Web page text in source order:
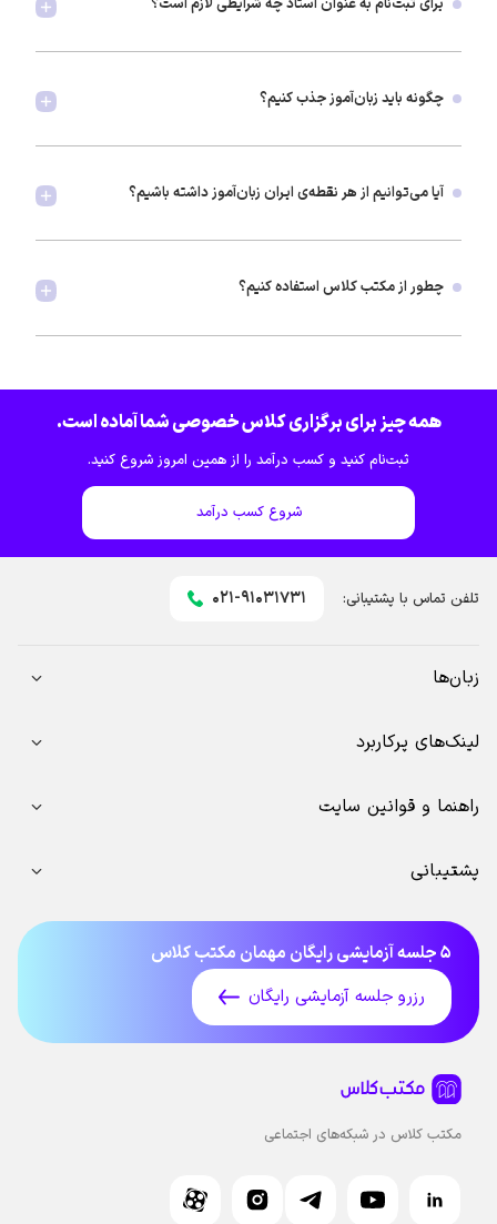
چگونه باید زبان‌آموز جذب کنیم؟
آیا می‌توانیم از هر نقطه‌ی ایران زبان‌آموز داشته باشیم؟
چطور از مکتب کلاس استفاده کنیم؟
همه چیز برای برگزاری کلاس خصوصی شما آماده است.
ثبت‌نام کنید و کسب درآمد را از همین امروز شروع کنید.
شروع کسب درآمد
تلفن تماس با پشتیبانی: 021-91031731
زبان‌ها
لینک‌های پرکاربرد
راهنما و قوانین سایت
پشتیبانی
۵ جلسه آزمایشی رایگان مهمان مکتب کلاس
رزرو جلسه آزمایشی رایگان
مکتب کلاس در شبکه‌های اجتماعی